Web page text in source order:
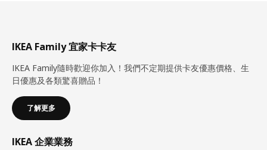
IKEA Family 宜家卡卡友
IKEA Family隨時歡迎你加入！我們不定期提供卡友優惠價格、生
日優惠及各類驚喜贈品！
了解更多
IKEA 企業業務